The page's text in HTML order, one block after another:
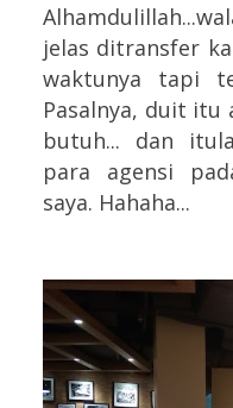
jelas ditransfer
waktunya tapi
Pasalnya, duit itu
butuh... dan
para agensi
saya. Hahaha...